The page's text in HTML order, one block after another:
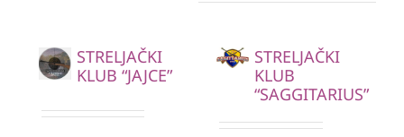
STRELJAČKI
KLUB “JAJCE”
STRELJAČKI
KLUB
“SAGGITARIUS”